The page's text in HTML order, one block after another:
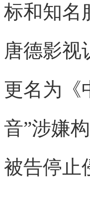
标和知名
唐德影视
更名为《
音”涉嫌
被告停止